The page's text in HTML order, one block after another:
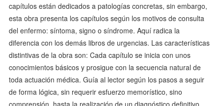
capítulos están dedicados a patologías concretas, sin embargo,
esta obra presenta los capítulos según los motivos de consulta
del enfermo: síntoma, signo o síndrome. Aquí radica la
diferencia con los demás libros de urgencias. Las características
distintivas de la obra son: Cada capítulo se inicia con unos
conocimientos básicos y prosigue con la secuencia natural de
toda actuación médica. Guía al lector según los pasos a seguir
de forma lógica, sin requerir esfuerzo memorístico, sino
comprensión, hasta la realización de un diagnóstico definitivo.